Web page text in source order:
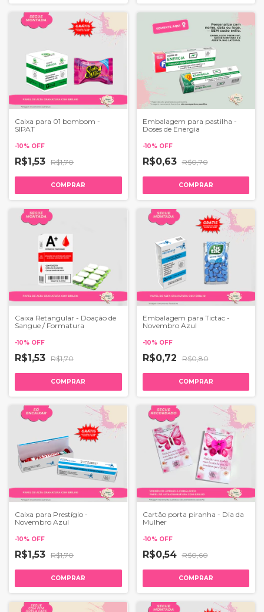
Caixa para 01 bombom -
SIPAT
-10% OFF
R$1,53 R$1,70
COMPRAR
Embalagem para pastilha -
Doses de Energia
-10% OFF
R$0,63 R$0,70
COMPRAR
Caixa Retangular - Doação de
Sangue / Formatura
-10% OFF
R$1,53 R$1,70
COMPRAR
Embalagem para Tictac -
Novembro Azul
-10% OFF
R$0,72 R$0,80
COMPRAR
Caixa para Prestígio -
Novembro Azul
-10% OFF
R$1,53 R$1,70
COMPRAR
Cartão porta piranha - Dia da
Mulher
-10% OFF
R$0,54 R$0,60
COMPRAR